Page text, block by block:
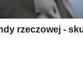
rzeczowej -